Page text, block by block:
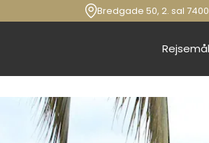
Bredgade 50, 2. sal
Rejsemål